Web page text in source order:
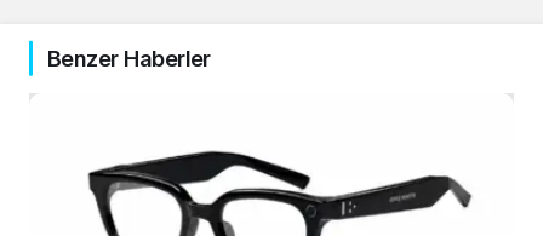
Benzer Haberler